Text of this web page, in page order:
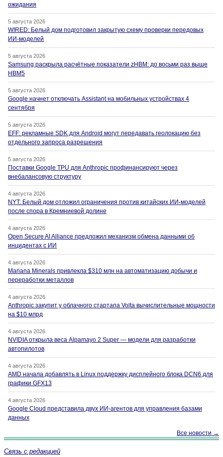
ожидания
5 августа 2026
WIRED: Белый дом подготовил закрытую схему проверки передовых
ИИ-моделей
5 августа 2026
Samsung раскрыла расчётные показатели zHBM: до восьми раз выше
HBM5
5 августа 2026
Google начнет отключать Assistant на мобильных устройствах 4
сентября
5 августа 2026
EFF: рекламные SDK для Android могут передавать геолокацию без
отдельного запроса разрешения
5 августа 2026
Поставки Google TPU для Anthropic профинансируют через
внебалансовую структуру
4 августа 2026
NYT: Белый дом отложил ограничения против китайских ИИ-моделей
после спора в Кремниевой долине
4 августа 2026
Open Secure AI Alliance предложил механизм обмена данными об
инцидентах с ИИ
4 августа 2026
Mariana Minerals привлекла $310 млн на автоматизацию добычи и
переработки металлов
4 августа 2026
Anthropic закупит у облачного стартапа Volta вычислительные мощности
на $10 млрд
4 августа 2026
NVIDIA открыла веса Alpamayo 2 Super — модели для разработки
автопилотов
4 августа 2026
AMD начала добавлять в Linux поддержку дисплейного блока DCN6 для
графики GFX13
4 августа 2026
Google Cloud представила двух ИИ-агентов для управления базами
данных
Все новости →
Связь с редакцией